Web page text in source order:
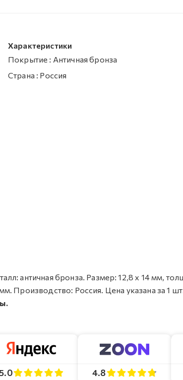
Характеристики
Покрытие : Античная бронза
Страна : Россия
античная бронза. Размер: 12,8 х 14 мм,
Производство: Россия. Цена указана за 1
4.8